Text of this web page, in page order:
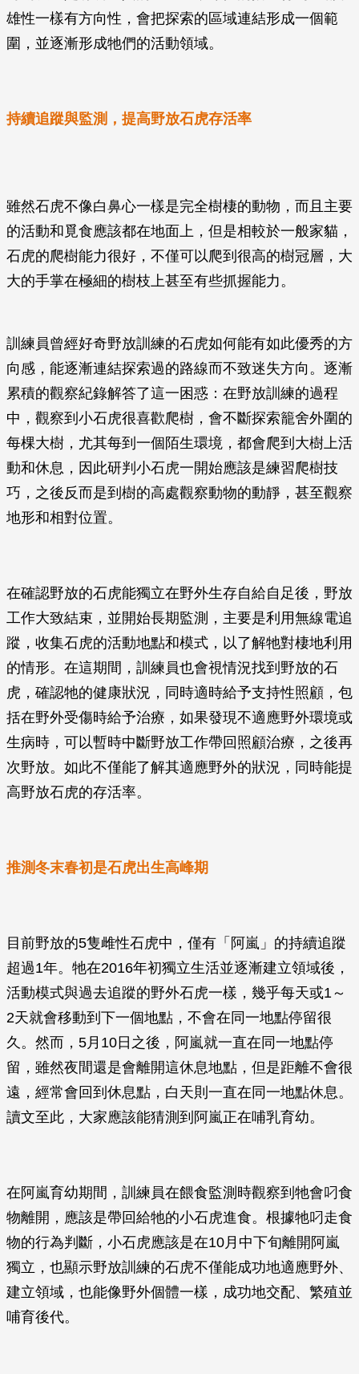
雄性一樣有方向性，會把探索的區域連結形成一個範
圍，並逐漸形成牠們的活動領域。
持續追蹤與監測，提高野放石虎存活率
雖然石虎不像白鼻心一樣是完全樹棲的動物，而且主要
的活動和覓食應該都在地面上，但是相較於一般家貓，
石虎的爬樹能力很好，不僅可以爬到很高的樹冠層，大
大的手掌在極細的樹枝上甚至有些抓握能力。
訓練員曾經好奇野放訓練的石虎如何能有如此優秀的方
向感，能逐漸連結探索過的路線而不致迷失方向。逐漸
累積的觀察紀錄解答了這一困惑：在野放訓練的過程
中，觀察到小石虎很喜歡爬樹，會不斷探索籠舍外圍的
每棵大樹，尤其每到一個陌生環境，都會爬到大樹上活
動和休息，因此研判小石虎一開始應該是練習爬樹技
巧，之後反而是到樹的高處觀察動物的動靜，甚至觀察
地形和相對位置。
在確認野放的石虎能獨立在野外生存自給自足後，野放
工作大致結束，並開始長期監測，主要是利用無線電追
蹤，收集石虎的活動地點和模式，以了解牠對棲地利用
的情形。在這期間，訓練員也會視情況找到野放的石
虎，確認牠的健康狀況，同時適時給予支持性照顧，包
括在野外受傷時給予治療，如果發現不適應野外環境或
生病時，可以暫時中斷野放工作帶回照顧治療，之後再
次野放。如此不僅能了解其適應野外的狀況，同時能提
高野放石虎的存活率。
推測冬末春初是石虎出生高峰期
目前野放的5隻雌性石虎中，僅有「阿嵐」的持續追蹤
超過1年。牠在2016年初獨立生活並逐漸建立領域後，
活動模式與過去追蹤的野外石虎一樣，幾乎每天或1～
2天就會移動到下一個地點，不會在同一地點停留很
久。然而，5月10日之後，阿嵐就一直在同一地點停
留，雖然夜間還是會離開這休息地點，但是距離不會很
遠，經常會回到休息點，白天則一直在同一地點休息。
讀文至此，大家應該能猜測到阿嵐正在哺乳育幼。
在阿嵐育幼期間，訓練員在餵食監測時觀察到牠會叼食
物離開，應該是帶回給牠的小石虎進食。根據牠叼走食
物的行為判斷，小石虎應該是在10月中下旬離開阿嵐
獨立，也顯示野放訓練的石虎不僅能成功地適應野外、
建立領域，也能像野外個體一樣，成功地交配、繁殖並
哺育後代。